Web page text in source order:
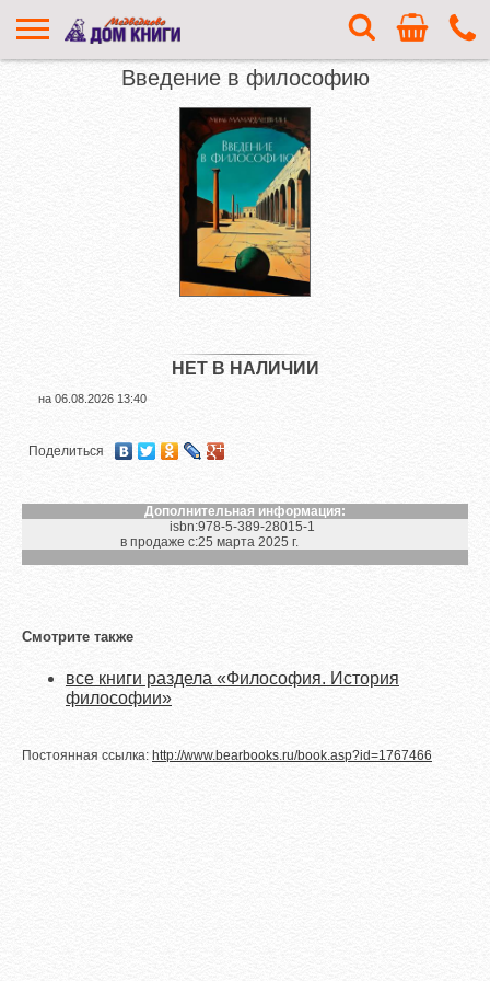
Введение в философию
Поделиться
Дополнительная информация:
isbn:978-5-389-28015-1
в продаже с:25 марта 2025 г.
Смотрите также
все книги раздела «Философия. История
философии»
Постоянная ссылка: http://www.bearbooks.ru/book.asp?id=1767466
НЕТ В НАЛИЧИИ
на 06.08.2026 13:40